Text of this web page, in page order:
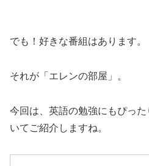
でも！好きな番組はあります。
それが 「エレンの部屋」 。
今回は、英語の勉強にもぴっ
いてご紹介しますね。